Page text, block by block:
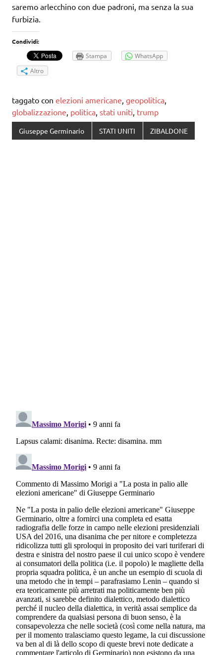
saremo arlecchino con due padroni, ma senza la sua
furbizia.
Condividi:
Stampa
WhatsApp
Altro
taggato con elezioni americane, geopolitica,
globalizzazione, politica, stati uniti, trump
Giuseppe Germinario STATI UNITI ZIBALDONE